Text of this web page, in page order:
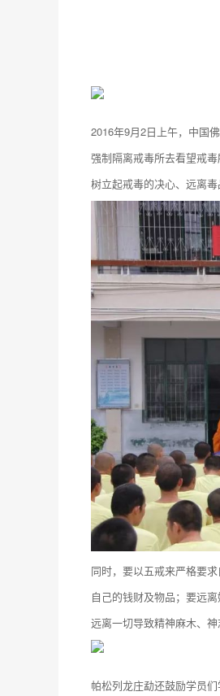
2016年9月2日上午，中国
强制隔离戒毒所去看望戒
树立起戒毒的决心、远离毒
同时，要以五戒来严格要
自己的钱财及物品；要远
远离一切导致精神麻木、神
帕松列龙庄勐还鼓励学员